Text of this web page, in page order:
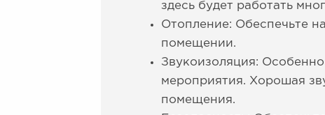
здесь будет работать
Отопление: Обеспечьте
помещении.
Звукоизоляция:
мероприятия. Хорошая
помещения.